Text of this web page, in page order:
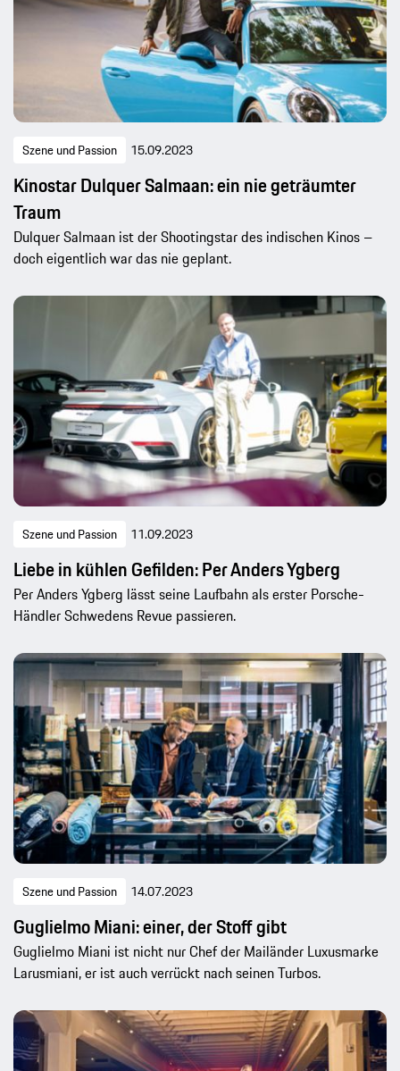
Szene und Passion 15.09.2023
Kinostar Dulquer Salmaan: ein nie geträumter
Traum
Dulquer Salmaan ist der Shootingstar des indischen Kinos –
doch eigentlich war das nie geplant.
Szene und Passion 11.09.2023
Liebe in kühlen Gefilden: Per Anders Ygberg
Per Anders Ygberg lässt seine Laufbahn als erster Porsche-
Händler Schwedens Revue passieren.
Szene und Passion 14.07.2023
Guglielmo Miani: einer, der Stoff gibt
Guglielmo Miani ist nicht nur Chef der Mailänder Luxusmarke
Larusmiani, er ist auch verrückt nach seinen Turbos.